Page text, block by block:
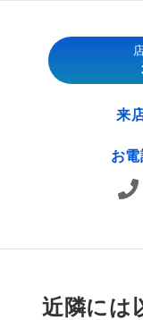
来
お
近隣には